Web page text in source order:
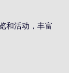
和活动，丰富